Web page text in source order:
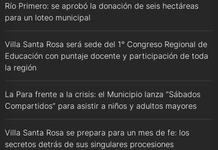
Río Primero: se aprobó la donación de seis hectáreas
para un loteo municipal
Villa Santa Rosa será sede del 1° Congreso Regional de
Educación con puntaje docente y participación de toda
la región
La Para frente a la crisis: el Municipio lanza “Sábados
Compartidos” para asistir a niños y adultos mayores
Villa Santa Rosa se prepara para un mes de fe: los
secretos detrás de sus singulares procesiones